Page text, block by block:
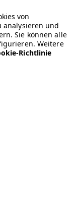
von
und
Sie können alle
Weitere
Richtlinie
brand